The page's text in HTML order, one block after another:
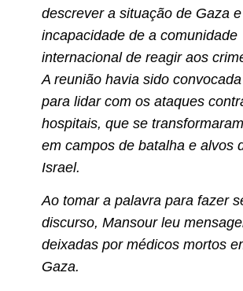
descrever a situação de Gaza
incapacidade de a comunidade
internacional de reagir aos
A reunião havia sido convocada
para lidar com os ataques
hospitais, que se transformaram
em campos de batalha e alvos
Israel.
Ao tomar a palavra para fazer
discurso, Mansour leu
deixadas por médicos mortos
Gaza.